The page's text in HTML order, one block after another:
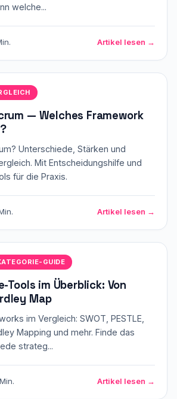
welche...
Artikel lesen →
— Welches Framework
Unterschiede, Stärken und
Mit Entscheidungshilfe und
für die Praxis.
Artikel lesen →
GUIDE
Tools im Überblick: Von
Map
im Vergleich: SWOT, PESTLE,
Mapping und mehr. Finde das
strateg...
Artikel lesen →